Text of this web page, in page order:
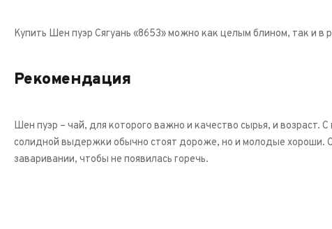
Купить Шен пуэр Сягуань «8653» можно как целым блином, так и в
Рекомендация
Шен пуэр – чай, для которого важно и качество сырья, и возраст.
солидной выдержки обычно стоят дороже, но и молодые хороши.
заваривании, чтобы не появилась горечь.